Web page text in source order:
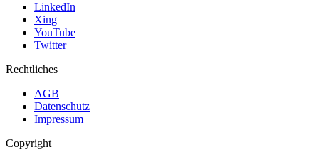
LinkedIn
Xing
YouTube
Twitter
Rechtliches
AGB
Datenschutz
Impressum
Copyright